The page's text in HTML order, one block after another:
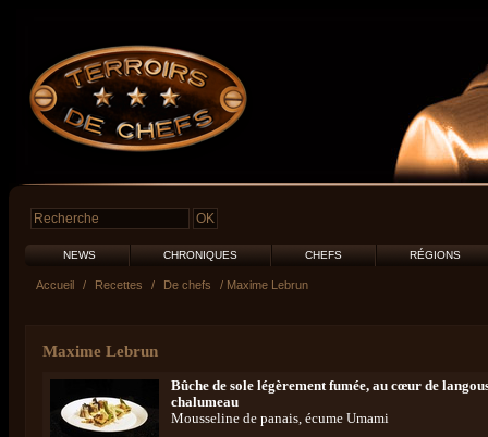
NEWS CHRONIQUES CHEFS RÉGIONS
Accueil / Recettes / De chefs / Maxime Lebrun
Maxime Lebrun
Bûche de sole légèrement fumée, au cœur de
chalumeau
Mousseline de panais, écume Umami